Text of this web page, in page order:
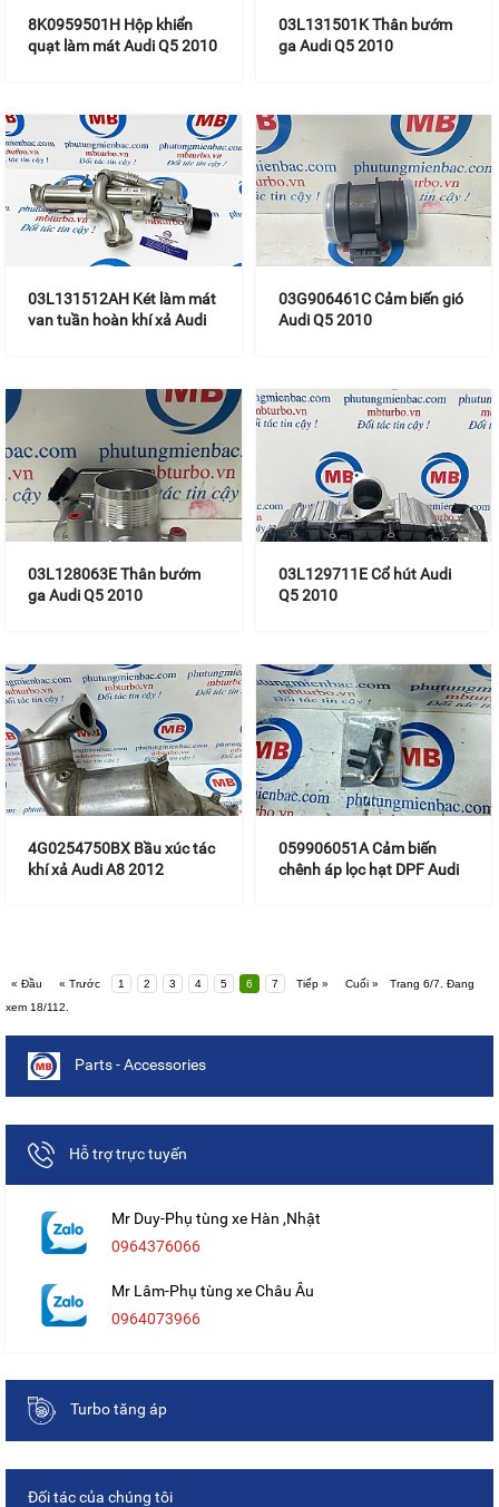
8K0959501H Hộp khiển
quạt làm mát Audi Q5 2010
03L131501K Thân bướm
ga Audi Q5 2010
03L131512AH Két làm mát
van tuần hoàn khí xả Audi
03G906461C Cảm biến gió
Audi Q5 2010
03L128063E Thân bướm
ga Audi Q5 2010
03L129711E Cổ hút Audi
Q5 2010
4G0254750BX Bầu xúc tác
khí xả Audi A8 2012
059906051A Cảm biến
chênh áp lọc hạt DPF Audi
« Đầu « Trước 1 2 3 4 5 6 7 Tiếp » Cuối »
Trang 6/7. Đang
xem 18/112.
Parts - Accessories
Hỗ trợ trực tuyến
Mr Duy-Phụ tùng xe Hàn ,Nhật
0964376066
Mr Lâm-Phụ tùng xe Châu Âu
0964073966
Turbo tăng áp
Đối tác của chúng tôi